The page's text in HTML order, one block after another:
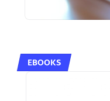
EBOOKS